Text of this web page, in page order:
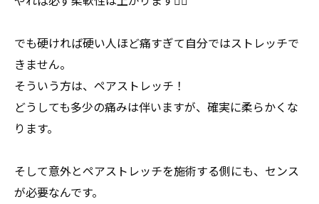
でも硬ければ硬い人ほど痛すぎて自分ではストレッチで
きません。
そういう方は、ペアストレッチ！
どうしても多少の痛みは伴いますが、確実に柔らかくな
ります。
そして意外とペアストレッチを施術する側にも、センス
が必要なんです。